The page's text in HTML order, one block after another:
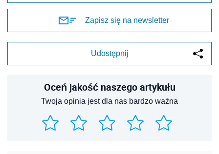
Zapisz się na newsletter
Udostępnij
Oceń jakość naszego artykułu
Twoja opinia jest dla nas bardzo ważna